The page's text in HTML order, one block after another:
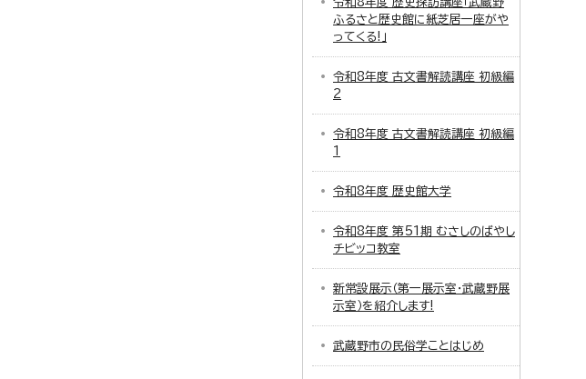
ふるさと歴史館に紙芝居一座がや
ってくる!」
令和8年度 古文書解読講座 初級編
2
令和8年度 古文書解読講座 初級編
1
令和8年度 歴史館大学
令和8年度 第51期 むさしのばやし
チビッコ教室
新常設展示（第一展示室・武蔵野展
示室）を紹介します!
武蔵野市の民俗学ことはじめ